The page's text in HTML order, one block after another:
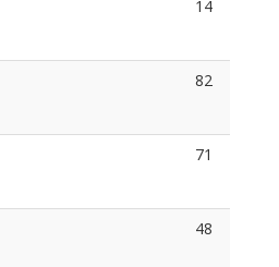
14
82
71
48